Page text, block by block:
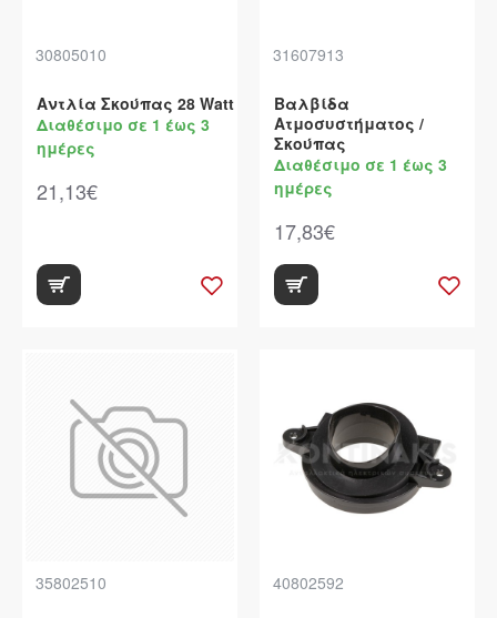
30805010
Αντλία Σκούπας 28 Watt
Διαθέσιμο σε 1 έως 3
ημέρες
21,13€
31607913
Βαλβίδα
Ατμοσυστήματος /
Σκούπας
Διαθέσιμο σε 1 έως 3
ημέρες
17,83€
35802510 40802592